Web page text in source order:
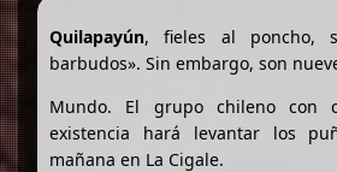
Quilapayún, fieles al poncho,
barbudos». Sin embargo, son
Mundo. El grupo chileno con
existencia hará levantar los
mañana en La Cigale.